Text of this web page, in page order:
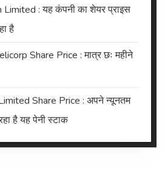
: यह कंपनी का शेयर प्राइस
है
Share Price : मात्र छः महीने
Share Price : अपने न्यूनतम
है यह पेनी स्टाक